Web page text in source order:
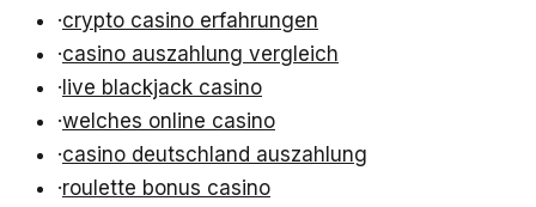
·crypto casino erfahrungen
·casino auszahlung vergleich
·live blackjack casino
·welches online casino
·casino deutschland auszahlung
·roulette bonus casino